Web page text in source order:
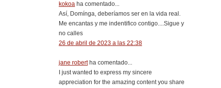
kokoa ha comentado...
Así, Domínga, deberíamos ser en la vida real.
Me encantas y me indentifico contigo....Sigue y
no calles
26 de abril de 2023 a las 22:38
jane robertha comentado...
I just wanted to express my sincere
appreciation for the amazing content you share